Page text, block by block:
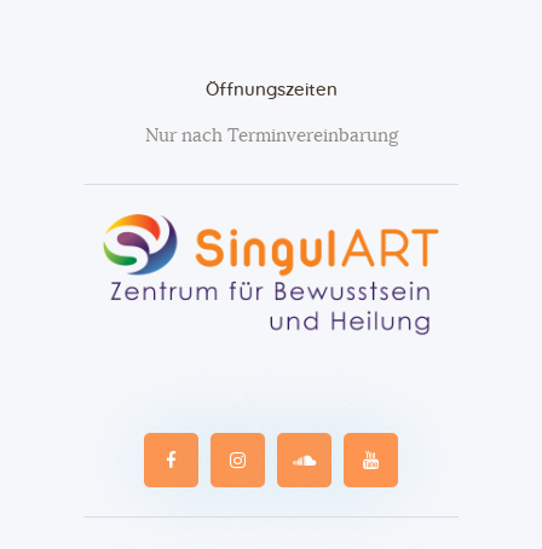
Öffnungszeiten
Nur nach Terminvereinbarung